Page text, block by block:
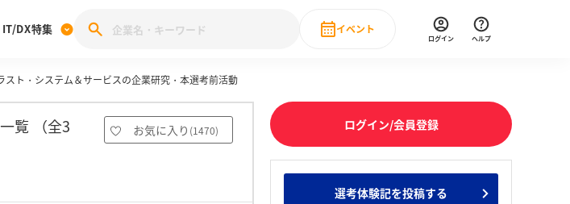
記投稿キャンペーン
就職ブランド調査
みんなの新卒就職人気企業ランキング みんなのインターン人気企業ランキ
DX特集
28卒 IT・DX現場社員インタビュー
イベント
直近のイベント一覧
ログイン ヘルプ
スト・システム＆サービスの企業研究・本選考前活動
覧 （全3
お気に入り (1470) ログイン/会員登録
選考体験記を投稿する